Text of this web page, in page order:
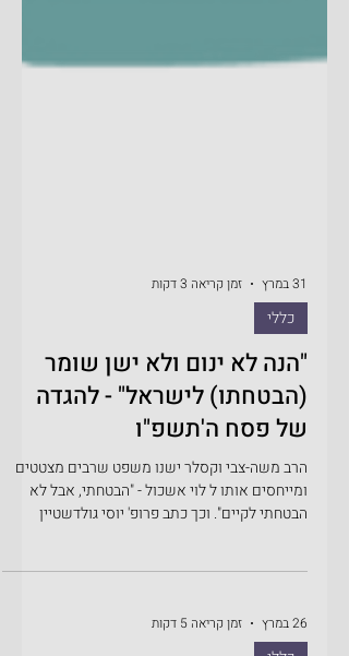
31 במרץ זמן קריאה 3 דקות
כללי
"הנה לא ינום ולא ישן שומר
(הבטחתו) לישראל" - להגדה
של פסח ה'תשפ"ו
ומייחסים אותו ל לוי אשכול - "הבטחתי, אבל לא
(הוצאת כתר, 2003) בביוגרפיה על ראש-ממשלת
ישראל מר לוי אשכול – "ידוע הסיפור על אנשי